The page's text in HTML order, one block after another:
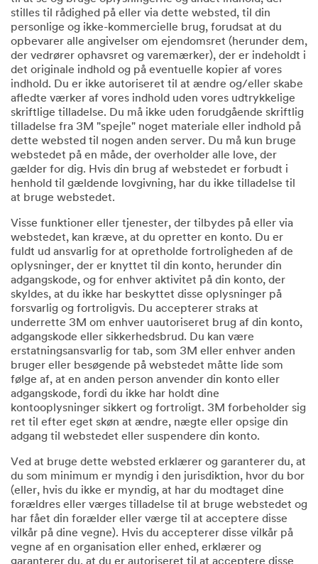
stilles til rådighed på eller via dette websted, til din
personlige og ikke-kommercielle brug, forudsat at du
opbevarer alle angivelser om ejendomsret (herunder dem,
der vedrører ophavsret og varemærker), der er indeholdt i
det originale indhold og på eventuelle kopier af vores
indhold. Du er ikke autoriseret til at ændre og/eller skabe
afledte værker af vores indhold uden vores udtrykkelige
skriftlige tilladelse. Du må ikke uden forudgående skriftlig
tilladelse fra 3M "spejle" noget materiale eller indhold på
dette websted til nogen anden server. Du må kun bruge
webstedet på en måde, der overholder alle love, der
gælder for dig. Hvis din brug af webstedet er forbudt i
henhold til gældende lovgivning, har du ikke tilladelse til
at bruge webstedet.
Visse funktioner eller tjenester, der tilbydes på eller via
webstedet, kan kræve, at du opretter en konto. Du er
fuldt ud ansvarlig for at opretholde fortroligheden af de
oplysninger, der er knyttet til din konto, herunder din
adgangskode, og for enhver aktivitet på din konto, der
skyldes, at du ikke har beskyttet disse oplysninger på
forsvarlig og fortroligvis. Du accepterer straks at
underrette 3M om enhver uautoriseret brug af din konto,
adgangskode eller sikkerhedsbrud. Du kan være
erstatningsansvarlig for tab, som 3M eller enhver anden
bruger eller besøgende på webstedet måtte lide som
følge af, at en anden person anvender din konto eller
adgangskode, fordi du ikke har holdt dine
kontooplysninger sikkert og fortroligt. 3M forbeholder sig
ret til efter eget skøn at ændre, nægte eller opsige din
adgang til webstedet eller suspendere din konto.
Ved at bruge dette websted erklærer og garanterer du, at
du som minimum er myndig i den jurisdiktion, hvor du bor
(eller, hvis du ikke er myndig, at har du modtaget dine
forældres eller værges tilladelse til at bruge webstedet og
har fået din forælder eller værge til at acceptere disse
vilkår på dine vegne). Hvis du accepterer disse vilkår på
vegne af en organisation eller enhed, erklærer og